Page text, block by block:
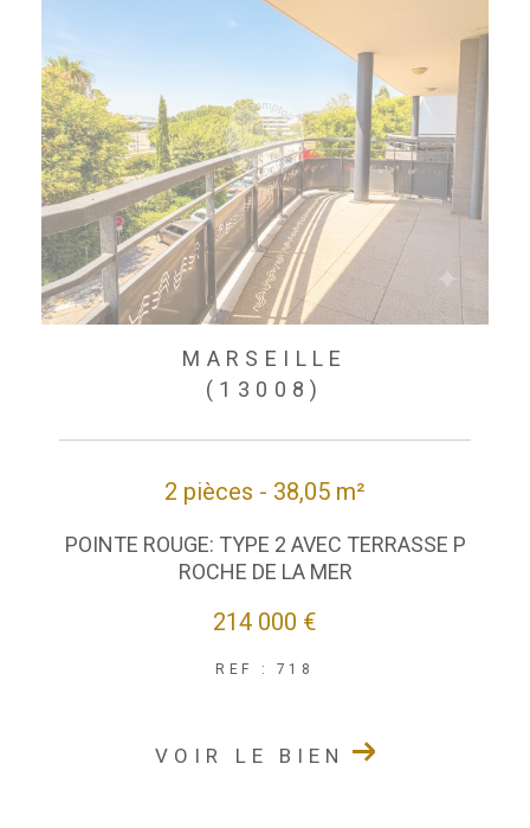
MARSEILLE
(13008)
2 pièces - 38,05 m²
POINTE ROUGE: TYPE 2 AVEC TERRASSE P
ROCHE DE LA MER
214 000 €
REF : 718
VOIR LE BIEN